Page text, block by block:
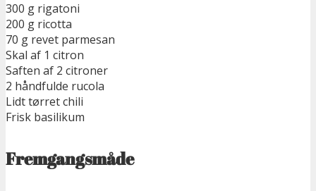
300 g rigatoni
200 g ricotta
70 g revet parmesan
Skal af 1 citron
Saften af 2 citroner
2 håndfulde rucola
Lidt tørret chili
Frisk basilikum
Fremgangsmåde